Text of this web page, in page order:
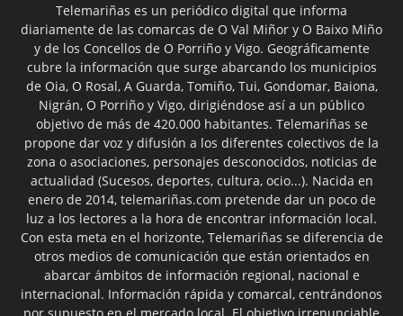
Telemariñas es un periódico digital que informa
diariamente de las comarcas de O Val Miñor y O Baixo Miño
y de los Concellos de O Porriño y Vigo. Geográficamente
cubre la información que surge abarcando los municipios
de Oia, O Rosal, A Guarda, Tomiño, Tui, Gondomar, Baiona,
Nigrán, O Porriño y Vigo, dirigiéndose así a un público
objetivo de más de 420.000 habitantes. Telemariñas se
propone dar voz y difusión a los diferentes colectivos de la
zona o asociaciones, personajes desconocidos, noticias de
actualidad (Sucesos, deportes, cultura, ocio...). Nacida en
enero de 2014, telemariñas.com pretende dar un poco de
luz a los lectores a la hora de encontrar información local.
Con esta meta en el horizonte, Telemariñas se diferencia de
otros medios de comunicación que están orientados en
abarcar ámbitos de información regional, nacional e
internacional. Información rápida y comarcal, centrándonos
por supuesto en el mercado local. El objetivo irrenunciable